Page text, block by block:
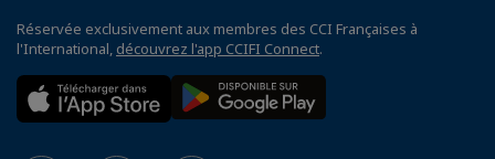
Réservée exclusivement aux membres des CCI Françaises à
l'International, découvrez l'app CCIFI Connect.